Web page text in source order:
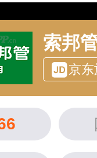
索邦
京